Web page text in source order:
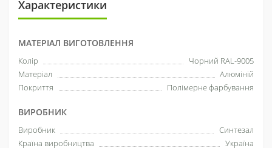
Характеристики
МАТЕРІАЛ ВИГОТОВЛЕННЯ
Колір
Чорний RAL-9005
Матеріал
Алюміній
Покриття
Полімерне фарбування
ВИРОБНИК
Виробник
Синтезал
Країна виробництва
Україна